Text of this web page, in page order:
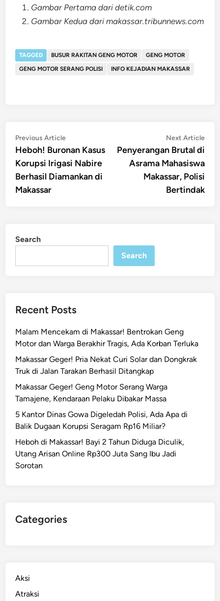
Gambar Pertama dari detik.com
Gambar Kedua dari makassar.tribunnews.com
TAGGED BUSUR RAKITAN GENG MOTOR
GENG MOTOR
GENG MOTOR SERANG POLISI
INFO KEJADIAN MAKASSAR
Post
navigation
Previous ArticlePrevious
article:
Heboh! Buronan Kasus
Korupsi Irigasi Nabire
Berhasil Diamankan di
Makassar
Next Article
Penyerangan Brutal di
Asrama Mahasiswa
Makassar, Polisi
Bertindak
Search
Search
Recent Posts
Malam Mencekam di Makassar! Bentrokan Geng
Motor dan Warga Berakhir Tragis, Ada Korban Terluka
Makassar Geger! Pria Nekat Curi Solar dan Dongkrak
Truk di Jalan Tarakan Berhasil Ditangkap
Makassar Geger! Geng Motor Serang Warga
Tamajene, Kendaraan Pelaku Dibakar Massa
5 Kantor Dinas Gowa Digeledah Polisi, Ada Apa di
Balik Dugaan Korupsi Seragam Rp16 Miliar?
Heboh di Makassar! Bayi 2 Tahun Diduga Diculik,
Utang Arisan Online Rp300 Juta Sang Ibu Jadi
Sorotan
Categories
Aksi
Atraksi